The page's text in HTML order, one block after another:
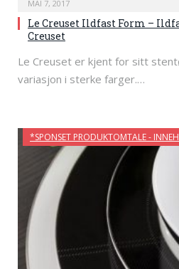
MAI 7, 2017
Le Creuset Ildfast Form –
Creuset
Le Creuset er kjent for sitt
variasjon i sterke farger.…
*SPONSET PRODUKTOMTALE -